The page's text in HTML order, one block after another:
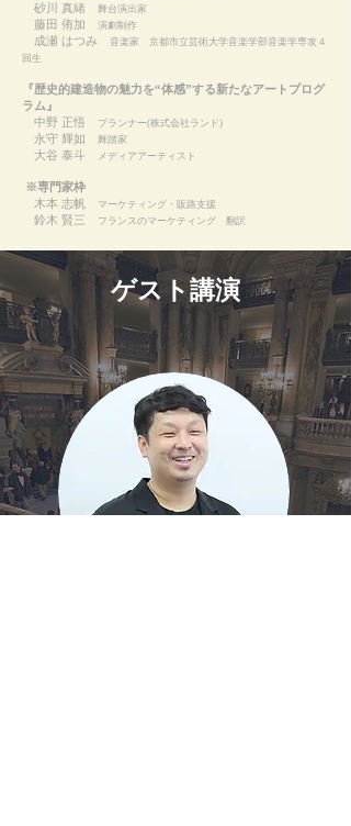
砂川 真緒 舞台演出家
藤田 侑加 演劇制作
成瀬 はつみ
音楽家 京都市立芸術大学音楽学部音楽学専攻４
回生
『歴史的建造物の魅力を“体感”する新たなアートプログ
ラム』
中野 正悟
プランナー(株式会社ランド)
永守 輝如 舞踏家
大谷 泰斗 メディアアーティスト
※専門家枠
木本 志帆
マーケティング・販路支援
鈴木 賢三 フランスのマーケティング 翻訳
ゲスト講演